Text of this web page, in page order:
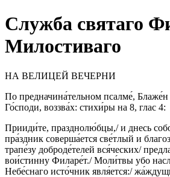
Служба святаго
Милостиваго
НА ВЕЛИЦЕЙ ВЕЧЕРНИ
По предначина́тельном псалме́,
Го́споди, воззва́х: стихи́ры на 8, глас 4:
Прииди́те, празднолю́бцы,/ и днесь
пра́здник соверша́ется све́тлый и
трапе́зу доброде́телей вся́ческих/
вои́стинну Филаре́т./ Моли́твы убо
Небе́снаго исто́чник явля́ется:/